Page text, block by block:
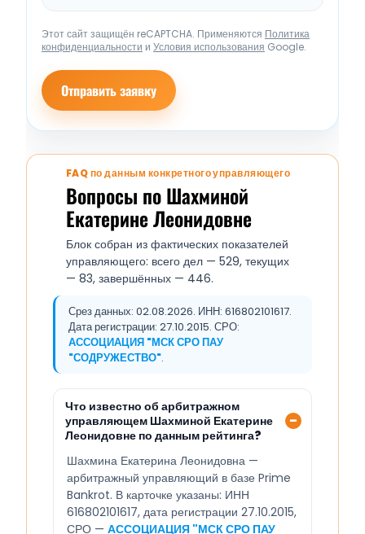
Этот сайт защищён reCAPTCHA. Применяются Политика
конфиденциальности и Условия использования Google.
Отправить заявку
FAQ по данным конкретного управляющего
Вопросы по Шахминой
Екатерине Леонидовне
Блок собран из фактических показателей
управляющего: всего дел — 529, текущих
— 83, завершённых — 446.
Срез данных: 02.08.2026. ИНН: 616802101617.
Дата регистрации: 27.10.2015. СРО:
АССОЦИАЦИЯ "МСК СРО ПАУ
"СОДРУЖЕСТВО".
Что известно об арбитражном
управляющем Шахминой Екатерине
Леонидовне по данным рейтинга?
Шахмина Екатерина Леонидовна —
арбитражный управляющий в базе Prime
Bankrot. В карточке указаны: ИНН
616802101617, дата регистрации 27.10.2015,
СРО — АССОЦИАЦИЯ "МСК СРО ПАУ